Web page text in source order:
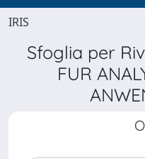
IRIS
Sfoglia per
FUR